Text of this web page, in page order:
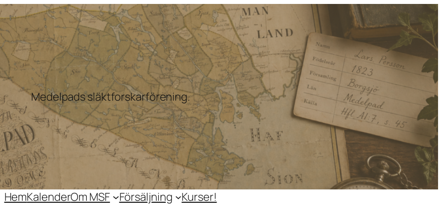
Medelpads släktforskarförening.
HemKalenderOm MSF Försäljning Kurser!